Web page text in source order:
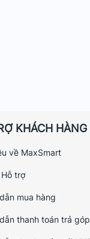
KHÁCH HÀNG
về MaxSmart
trợ
mua hàng
thanh toán trả